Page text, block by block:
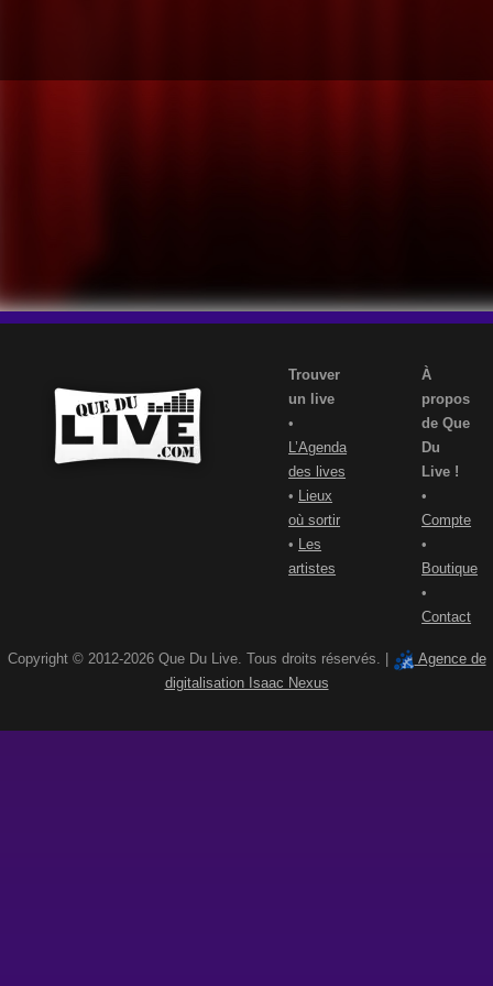
Trouver
un live
•
L’Agenda
des lives
•
Lieux
où sortir
•
Les
artistes
À
propos
de Que
Du
Live !
•
Compte
•
Boutique
•
Contact
Copyright © 2012-2026 Que Du Live. Tous droits réservés. |
Agence de
digitalisation Isaac Nexus